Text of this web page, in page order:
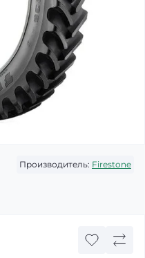
Производитель: Firestone